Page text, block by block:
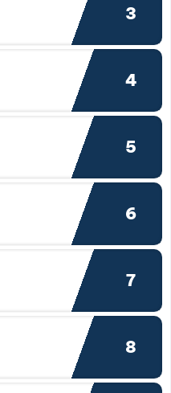
3
4
5
6
7
8